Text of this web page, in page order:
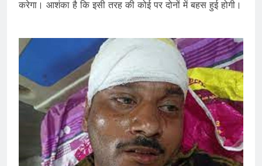
करेगा। आशंका है कि इसी तरह की कोई पर दोनों में बहस हुई होगी।